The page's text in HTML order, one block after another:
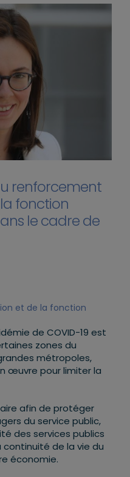
renforcement
fonction
le cadre de
et de la fonction
de COVID-19 est
zones du
métropoles,
œuvre pour limiter la
afin de protéger
du service public,
des services publics
continuité de la vie du
économie.